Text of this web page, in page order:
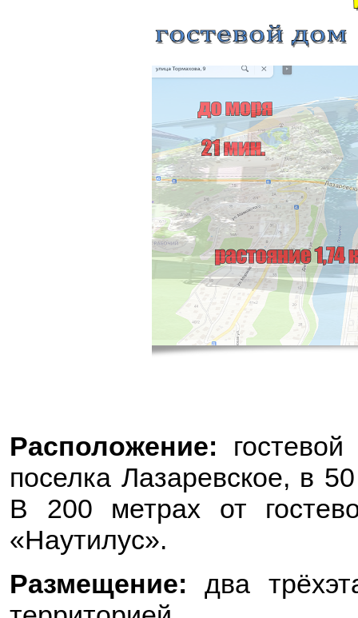
Расположение:
поселка Лазаревское, в
В 200 метрах от
«Наутилус».
Размещение: два